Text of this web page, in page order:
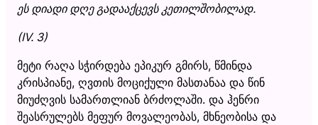
ეს დიადი დღე გადააქცევს კეთილშობილად.
(IV. 3)
მეტი რაღა სჭირდება ეპიკურ გმირს, წმინდა
კრისპიანე, ღვთის მოციქული მასთანაა და წინ
მიუძღვის სამართლიან ბრძოლაში. და ჰენრი
შეასრულებს მეფურ მოვალეობას, მხნეობისა და